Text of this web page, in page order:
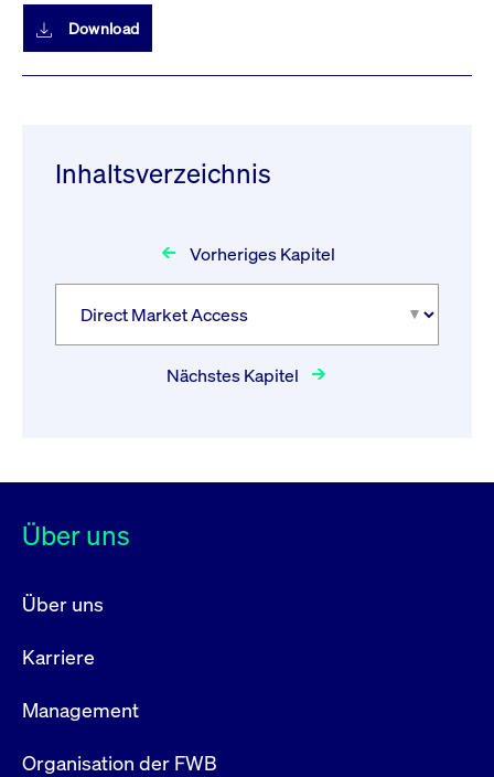
Download
Inhaltsverzeichnis
Vorheriges Kapitel
Nächstes Kapitel
Über uns
Über uns
Karriere
Management
Organisation der FWB